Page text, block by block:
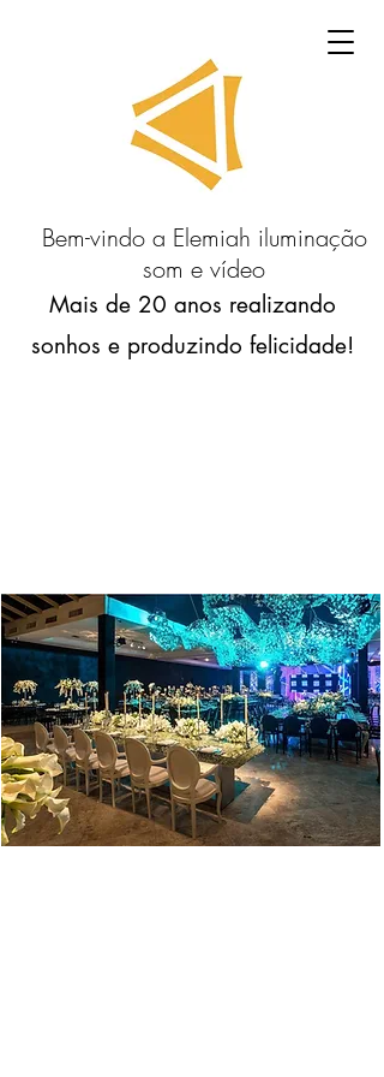
Bem-vindo a Elemiah iluminação
som e vídeo
Mais de 20 anos realizando
sonhos e produzindo felicidade!